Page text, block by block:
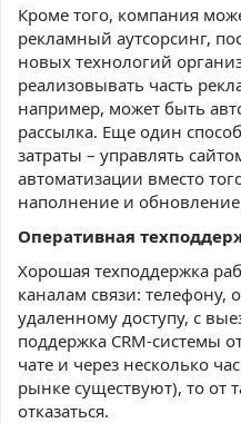
Кроме того, компания
рекламный аутсорсинг,
новых технологий
реализовывать часть
например, может быть
рассылка. Еще один
затраты – управлять
автоматизации вместо
наполнение и
Оперативная
Хорошая техподдержка
каналам связи: телефону,
удаленному доступу, с
поддержка CRM-системы
чате и через несколько
рынке существуют), то от
отказаться.